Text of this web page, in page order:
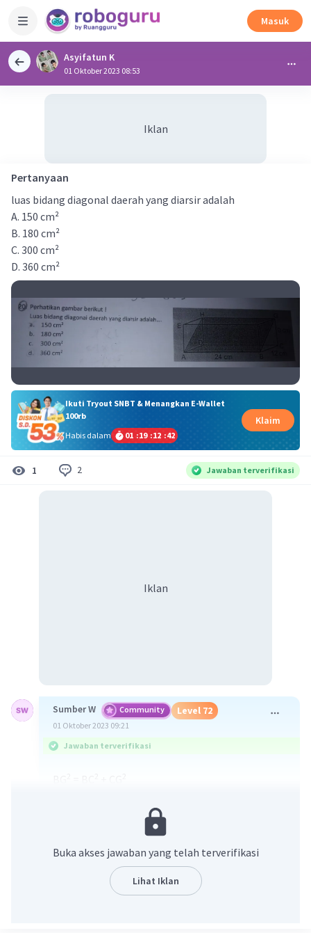
Masuk
Asyifatun K
01 Oktober 2023 08:53
Iklan
Pertanyaan
luas bidang diagonal daerah yang diarsir adalah
A. 150 cm²
B. 180 cm²
C. 300 cm²
D. 360 cm²
Ikuti Tryout SNBT & Menangkan E-Wallet
100rb
Habis dalam
01 :19 :12 :41
Klaim
1 2 Jawaban terverifikasi
Iklan
Sumber W Community Level 72
01 Oktober 2023 09:21
Jawaban terverifikasi
BG = √225 = 15 cm
Luas bidang diagonal = AB x BG
= 24 x 15
= 360 cm2
Buka akses jawaban yang telah terverifikasi
Lihat Iklan